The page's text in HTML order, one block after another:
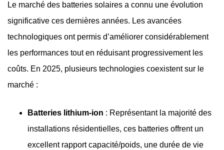
Le marché des batteries solaires a connu une évolution
significative ces dernières années. Les avancées
technologiques ont permis d’améliorer considérablement
les performances tout en réduisant progressivement les
coûts. En 2025, plusieurs technologies coexistent sur le
marché :
Batteries lithium-ion : Représentant la majorité des
installations résidentielles, ces batteries offrent un
excellent rapport capacité/poids, une durée de vie